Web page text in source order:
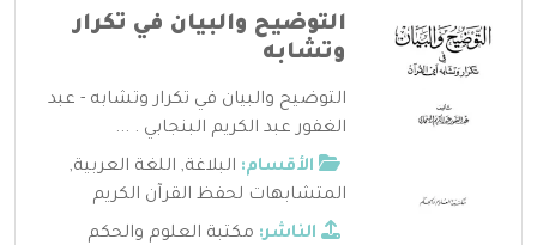
التوضيح والبيان في تكرار
وتشابه
التوضيح والبيان في تكرار وتشابه - عبد
الغفور عبد الكريم البنجابي . ...
الأقسام: البلاغة, اللغة العربية,
المتشابهات لحفظ القرآن الكريم
الناشر: مكتبة العلوم والحكم